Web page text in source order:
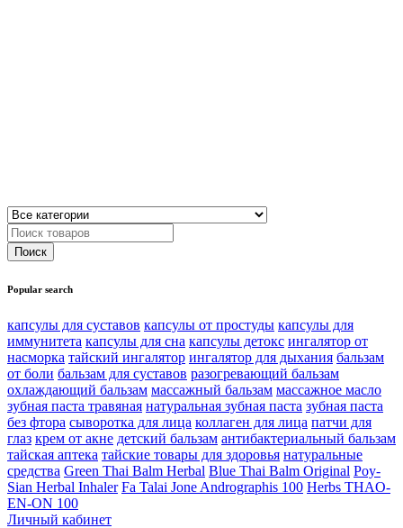
Popular search
капсулы для суставов капсулы от простуды капсулы для
иммунитета капсулы для сна капсулы детокс ингалятор от
насморка тайский ингалятор ингалятор для дыхания бальзам
от боли бальзам для суставов разогревающий бальзам
охлаждающий бальзам массажный бальзам массажное масло
зубная паста травяная натуральная зубная паста зубная паста
без фтора сыворотка для лица коллаген для лица патчи для
глаз крем от акне детский бальзам антибактериальный бальзам
тайская аптека тайские товары для здоровья натуральные
средства Green Thai Balm Herbal Blue Thai Balm Original Poy-
Sian Herbal Inhaler Fa Talai Jone Andrographis 100 Herbs THAO-
EN-ON 100
Личный кабинет